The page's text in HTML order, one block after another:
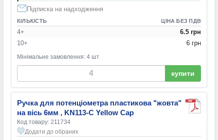
Підписка на надходження
КІЛЬКІСТЬ ЦІНА БЕЗ ПДВ
4+
6.5 грн
10+
6 грн
Мінімальне замовлення: 4 шт
купити
Ручка для потенціометра пластикова "жовта"
на вісь 6мм , KN113-C Yellow Cap
Код товару: 211734
Додати до обраних